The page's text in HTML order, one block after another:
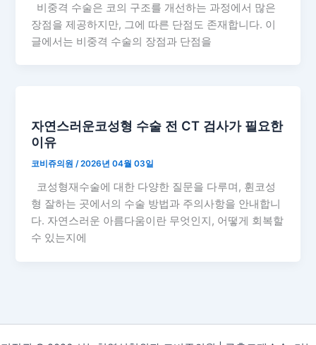
비중격 수술은 코의 구조를 개선하는 과정에서 많은
장점을 제공하지만, 그에 따른 단점도 존재합니다. 이
글에서는 비중격 수술의 장점과 단점을
자연스러운코성형 수술 전 CT 검사가 필요한
이유
코비쥬의원/2026년 04월 03일
코성형재수술에 대한 다양한 질문을 다루며, 휜코성
형 잘하는 곳에서의 수술 방법과 주의사항을 안내합니
다. 자연스러운 아름다움이란 무엇인지, 어떻게 회복할
수 있는지에